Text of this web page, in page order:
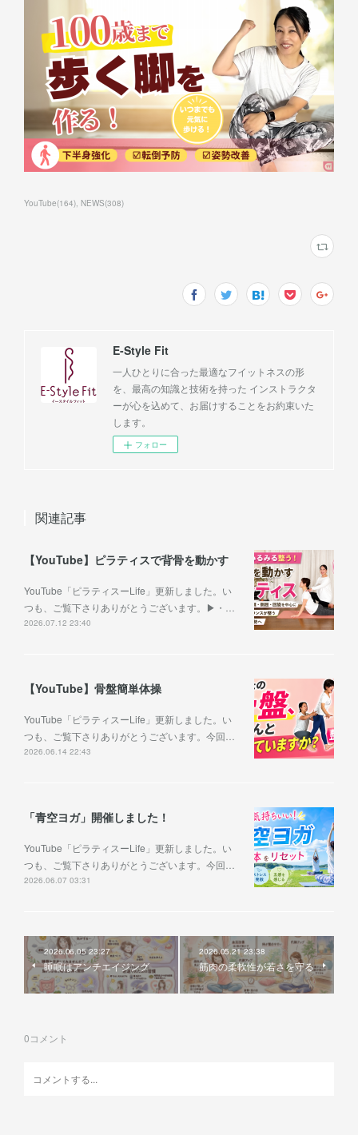
YouTube(164) NEWS(308)
E-Style Fit
一人ひとりに合った最適なフイットネスの形
を、最高の知識と技術を持った インストラクタ
ーが心を込めて、お届けすることをお約束いた
します。
フォロー
関連記事
【YouTube】ピラティスで背骨を動かす
YouTube「ピラティスーLife」更新しました。い
つも、ご覧下さりありがとうございます。▶︎・…
2026.07.12 23:40
【YouTube】骨盤簡単体操
YouTube「ピラティスーLife」更新しました。い
つも、ご覧下さりありがとうございます。今回…
2026.06.14 22:43
「青空ヨガ」開催しました！
YouTube「ピラティスーLife」更新しました。い
つも、ご覧下さりありがとうございます。今回…
2026.06.07 03:31
2026.06.05 23:27
睡眠はアンチエイジング
2026.05.21 23:38
筋肉の柔軟性が若さを守る
0コメント